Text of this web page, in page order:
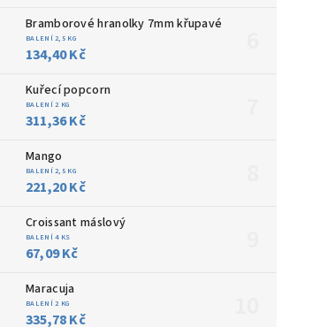
Bramborové hranolky 7mm křupavé
BALENÍ 2,5 KG
134,40 Kč
Kuřecí popcorn
BALENÍ 2 KG
311,36 Kč
Mango
BALENÍ 2,5 KG
221,20 Kč
Croissant máslový
BALENÍ 4 KS
67,09 Kč
Maracuja
BALENÍ 2 KG
335,78 Kč